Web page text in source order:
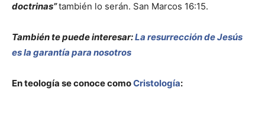
doctrinas”también lo serán. San Marcos 16:15.
También te puede interesar:La resurrección de Jesús
es la garantía para nosotros
En teología se conoce comoCristología: